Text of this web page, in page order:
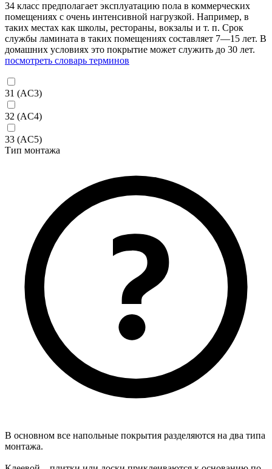
34 класс предполагает эксплуатацию пола в коммерческих
помещениях с очень интенсивной нагрузкой. Например, в
таких местах как школы, рестораны, вокзалы и т. п. Срок
службы ламината в таких помещениях составляет 7—15 лет. В
домашних условиях это покрытие может служить до 30 лет.
посмотреть словарь терминов
31 (AC3)
32 (AC4)
33 (AC5)
Тип монтажа
В основном все напольные покрытия разделяются на два типа
монтажа.